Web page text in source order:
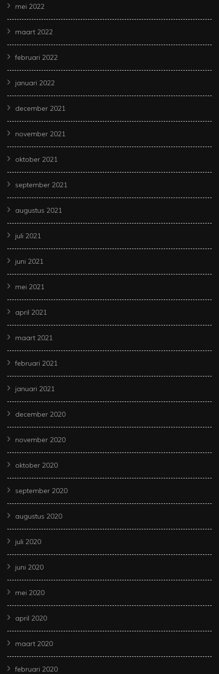
mei 2022
maart 2022
februari 2022
januari 2022
december 2021
november 2021
oktober 2021
september 2021
augustus 2021
juli 2021
juni 2021
mei 2021
april 2021
maart 2021
februari 2021
januari 2021
december 2020
november 2020
oktober 2020
september 2020
augustus 2020
juli 2020
juni 2020
mei 2020
april 2020
maart 2020
februari 2020